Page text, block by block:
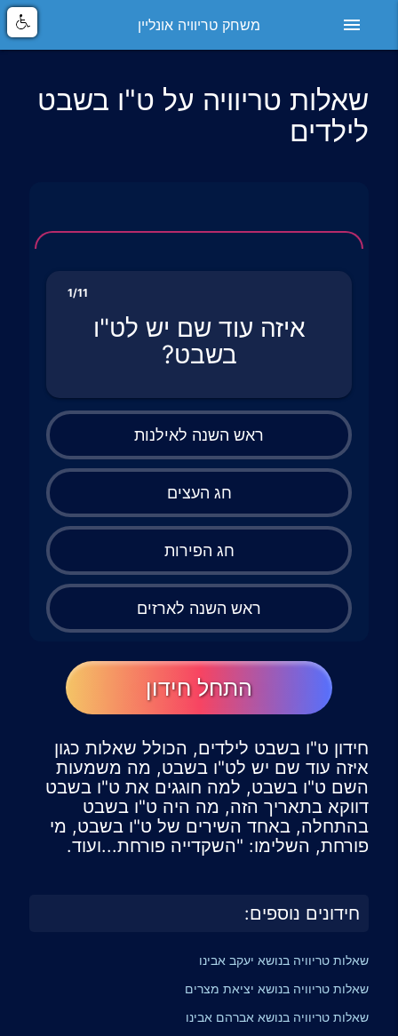
menu משחק טריוויה אונליין
שאלות טריוויה על ט"ו בשבט
לילדים
1/11
איזה עוד שם יש לט"ו
בשבט?
ראש השנה לאילנות
חג העצים
חג הפירות
ראש השנה לארזים
התחל חידון
חידון ט"ו בשבט לילדים, הכולל שאלות כגון
איזה עוד שם יש לט"ו בשבט, מה משמעות
השם ט"ו בשבט, למה חוגגים את ט"ו בשבט
דווקא בתאריך הזה, מה היה ט"ו בשבט
בהתחלה, באחד השירים של ט"ו בשבט, מי
פורחת, השלימו: "השקדייה פורחת...ועוד.
חידונים נוספים:
שאלות טריוויה בנושא יעקב אבינו
שאלות טריוויה בנושא יציאת מצרים
שאלות טריוויה בנושא אברהם אבינו